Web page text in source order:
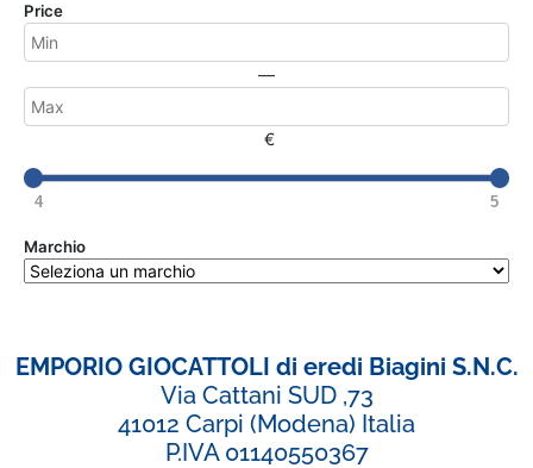
Price
—
€
4 5
Marchio
EMPORIO GIOCATTOLI di eredi Biagini S.N.C.
Via Cattani SUD ,73
41012 Carpi (Modena) Italia
P.IVA 01140550367